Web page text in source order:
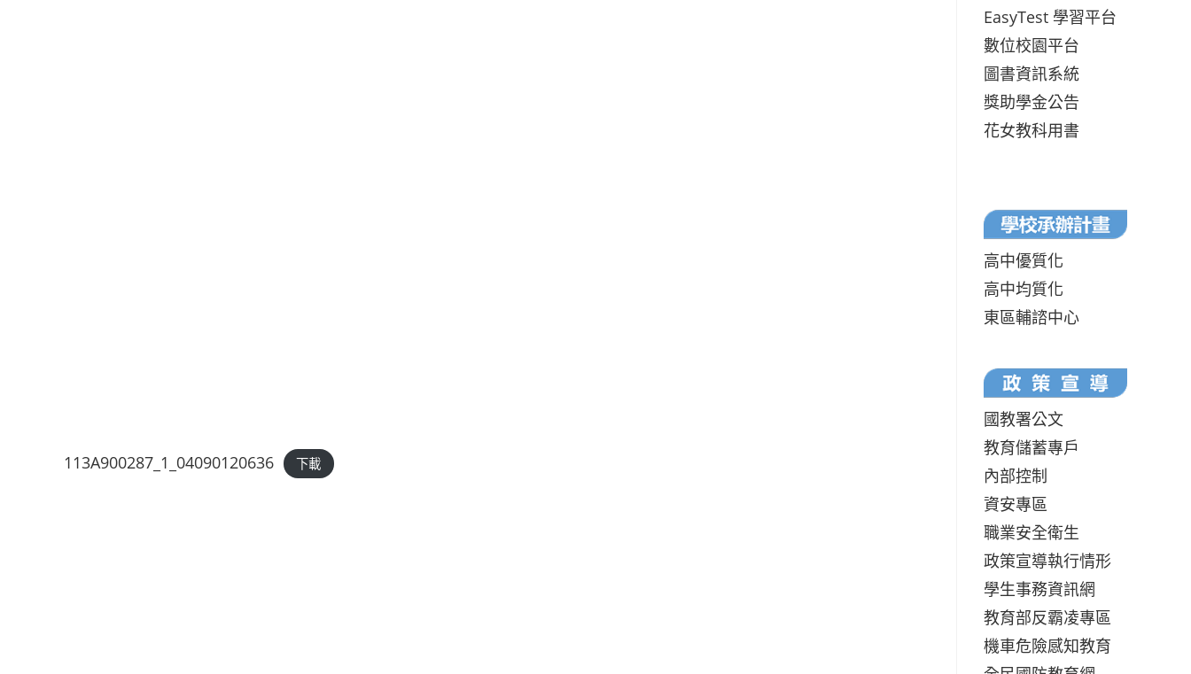
113A900287_1_04090120636 下載
EasyTest 學習平台
數位校園平台
圖書資訊系統
獎助學金公告
花女教科用書
高中優質化
高中均質化
東區輔諮中心
國教署公文
教育儲蓄專戶
內部控制
資安專區
職業安全衛生
政策宣導執行情形
學生事務資訊網
教育部反霸凌專區
機車危險感知教育